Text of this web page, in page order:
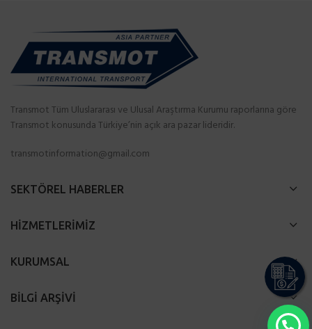
Transmot Tüm Uluslararası ve Ulusal Araştırma Kurumu raporlarına göre
Transmot konusunda Türkiye’nin açık ara pazar lideridir.
transmotinformation@gmail.com
SEKTÖREL HABERLER
HİZMETLERİMİZ
KURUMSAL
BİLGİ ARŞİVİ